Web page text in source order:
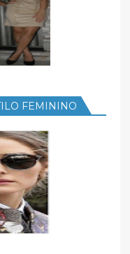
FEMININO